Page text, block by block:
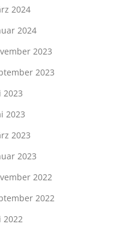
2024
2024
2023
2023
2023
2023
2023
2023
2022
2022
2022